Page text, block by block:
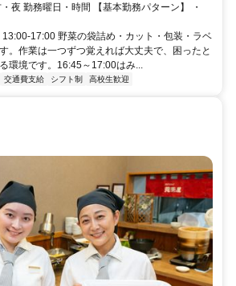
夜 勤務曜日・時間 【基本勤務パターン】 ・
17:00 野菜の袋詰め・カット・包装・ラベ
。作業は一つずつ覚えれば大丈夫で、困ったと
環境です。16:45～17:00はみ...
交通費支給 シフト制 高校生歓迎